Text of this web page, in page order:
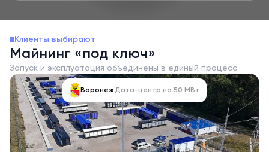
Клиенты выбирают
Майнинг «под ключ»
Запуск и эксплуатация объединены в единый процесс
ВоронежДата-центр на 50 МВт